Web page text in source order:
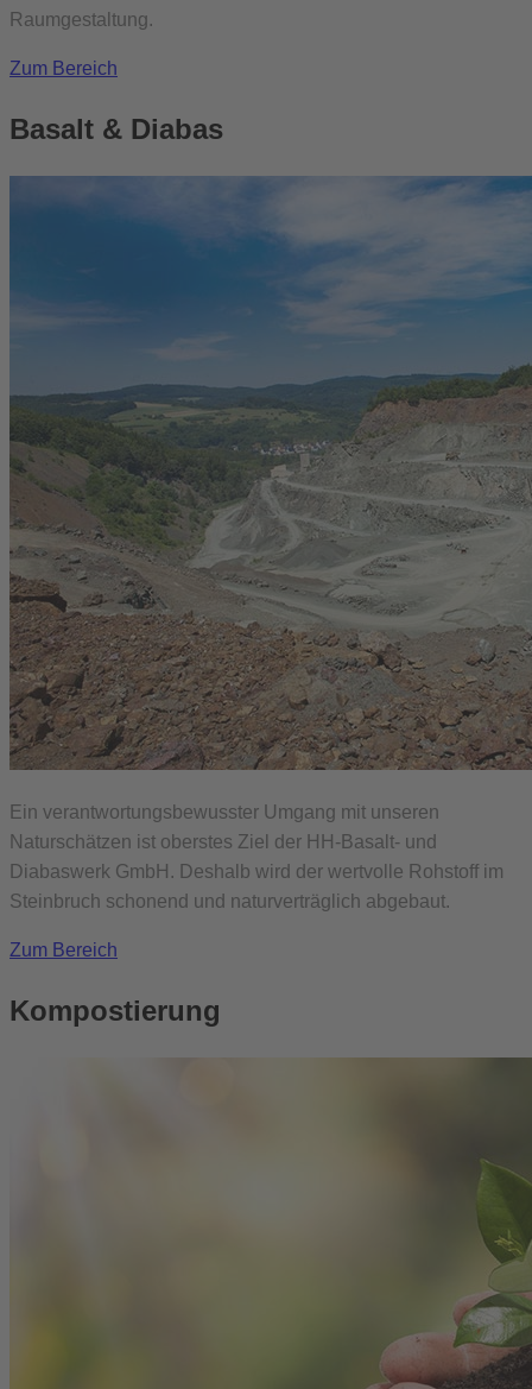
Raumgestaltung.
Zum Bereich
Basalt & Diabas
Ein verantwortungsbewusster Umgang mit unseren
Naturschätzen ist oberstes Ziel der HH-Basalt- und
Diabaswerk GmbH. Deshalb wird der wertvolle Rohstoff im
Steinbruch schonend und naturverträglich abgebaut.
Zum Bereich
Kompostierung